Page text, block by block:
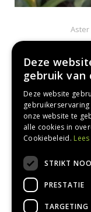
Deze
gebruik van
Deze website
onze website te
alle cookies in
Cookiebeleid.
STRIKT
PRESTATIE
TARGETING